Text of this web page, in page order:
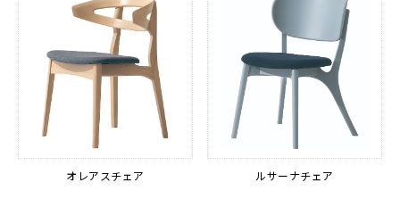
オレアスチェア ルサーナチェア